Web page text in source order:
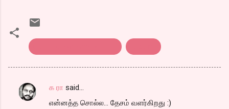
C
க ரா said…
என்னத்த சொல்ல... தேசம் வளர்கிறது :)